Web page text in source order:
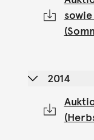
2014